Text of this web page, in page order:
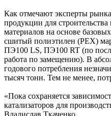
Как отмечают эксперты
продукции для
материалов на основе
сшитый полиэтилен (PEX)
ПЭ100 LS, ПЭ100 RT (по
работа по замещению). В
годового потребления
тысяч тонн. Тем не менее,
«Пока сохраняется
катализаторов для
Владислав Ткаченко.